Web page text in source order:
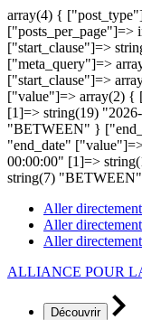
array(4) {
["start_clause"]=>
["meta_query"]=>
["start_clause"]=>
["value"]=> array(2) {
[1]=> string(19)
"BETWEEN" }
"end_date"
00:00:00" [1]=>
string(7)
Aller
Aller
Aller
ALLIANCE POUR
Découvrir